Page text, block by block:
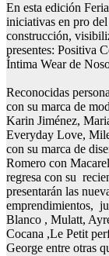
En esta edición
iniciativas en pro
construcción,
presentes: Positiva
Íntima Wear de
Reconocidas
con su marca de
Karin Jiménez,
Everyday Love,
con su marca de
Romero con
regresa con su
presentarán las
emprendimientos,
Blanco , Mulatt,
Cocana ,Le Petit
George entre otras